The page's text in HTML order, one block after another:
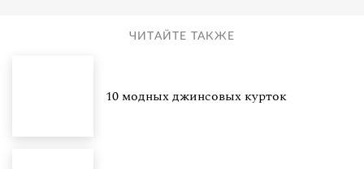
ЧИТАЙТЕ ТАКЖЕ
10 модных джинсовых курток